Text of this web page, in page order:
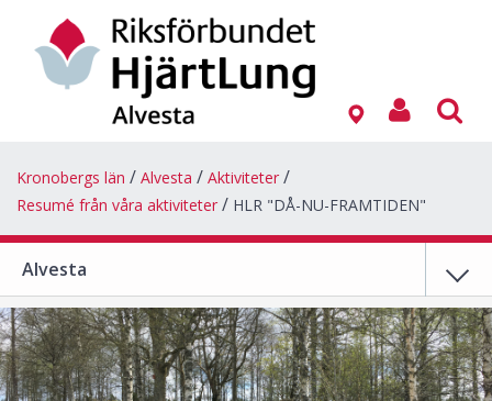
Kronobergs län Alvesta
Aktiviteter
Resumé från våra aktiviteter
HLR "DÅ-NU-FRAMTIDEN"
Alvesta